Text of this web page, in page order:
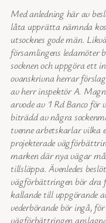
Med anledning här av
låta upprätta nämnda
utsocknes gode män.
församlingens ledamöter
socknen och uppgöra ett
ovanskrivna herrar
av herr inspektör A.
arvode av 1 Rd Banco för
biträdd av några
tvenne arbetskarlar vilka
projekterade
marken där nya vägar
tillsläppa. Ävenledes
vägförbättringen bör dra
kallande till uppgörande
vederbörande bör ingå,
vägförbättringen